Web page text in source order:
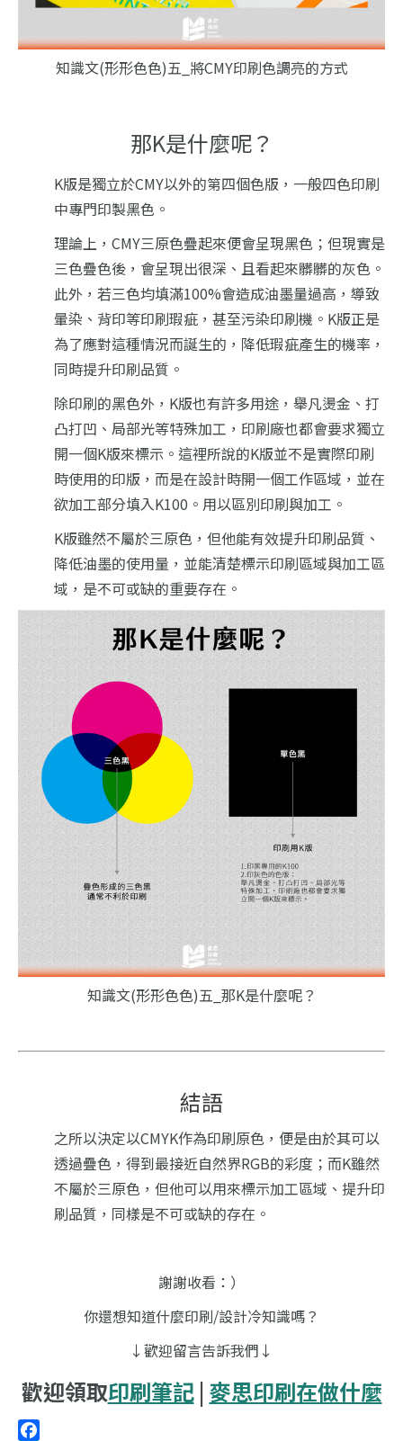
知識文(形形色色)五_將CMY印刷色調亮的方式
那K是什麼呢？
K版是獨立於CMY以外的第四個色版，一般四色印刷
中專門印製黑色。
理論上，CMY三原色疊起來便會呈現黑色；但現實是
三色疊色後，會呈現出很深、且看起來髒髒的灰色。
此外，若三色均填滿100%會造成油墨量過高，導致
暈染、背印等印刷瑕疵，甚至污染印刷機。K版正是
為了應對這種情況而誕生的，降低瑕疵產生的機率，
同時提升印刷品質。
除印刷的黑色外，K版也有許多用途，舉凡燙金、打
凸打凹、局部光等特殊加工，印刷廠也都會要求獨立
開一個K版來標示。這裡所說的K版並不是實際印刷
時使用的印版，而是在設計時開一個工作區域，並在
欲加工部分填入K100。用以區別印刷與加工。
K版雖然不屬於三原色，但他能有效提升印刷品質、
降低油墨的使用量，並能清楚標示印刷區域與加工區
域，是不可或缺的重要存在。
知識文(形形色色)五_那K是什麼呢？
結語
之所以決定以CMYK作為印刷原色，便是由於其可以
透過疊色，得到最接近自然界RGB的彩度；而K雖然
不屬於三原色，但他可以用來標示加工區域、提升印
刷品質，同樣是不可或缺的存在。
謝謝收看：）
你還想知道什麼印刷/設計冷知識嗎？
↓歡迎留言告訴我們↓
歡迎領取印刷筆記| 麥思印刷在做什麼